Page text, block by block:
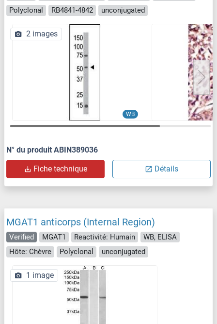
Polyclonal
RB4841-4842 unconjugated
WB
2 images
N° du produit ABIN389036
Fiche technique Détails
MGAT1 anticorps (Internal Region)
Verified MGAT1 Reactivité: Humain
WB, ELISA
Hôte: Chèvre
Polyclonal unconjugated
1 image